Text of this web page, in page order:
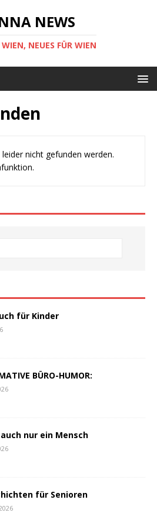
NEWS
NEUES FÜR WIEN
nicht gefunden werden.
für Kinder
BÜRO-HUMOR:
nur ein Mensch
für Senioren